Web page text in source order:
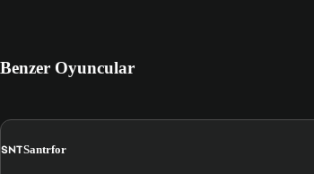
Benzer Oyuncular
SNTSantrfor